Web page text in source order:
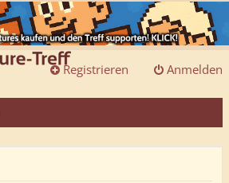
Anmelden
Registrieren